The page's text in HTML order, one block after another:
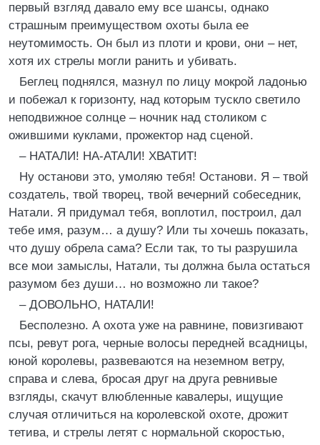
первый взгляд давало ему все шансы, однако
страшным преимуществом охоты была ее
неутомимость. Он был из плоти и крови, они – нет,
хотя их стрелы могли ранить и убивать.
Беглец поднялся, мазнул по лицу мокрой ладонью
и побежал к горизонту, над которым тускло светило
неподвижное солнце – ночник над столиком с
ожившими куклами, прожектор над сценой.
– НАТАЛИ! НА-АТАЛИ! ХВАТИТ!
Ну останови это, умоляю тебя! Останови. Я – твой
создатель, твой творец, твой вечерний собеседник,
Натали. Я придумал тебя, воплотил, построил, дал
тебе имя, разум… а душу? Или ты хочешь показать,
что душу обрела сама? Если так, то ты разрушила
все мои замыслы, Натали, ты должна была остаться
разумом без души… но возможно ли такое?
– ДОВОЛЬНО, НАТАЛИ!
Бесполезно. А охота уже на равнине, повизгивают
псы, ревут рога, черные волосы передней всадницы,
юной королевы, развеваются на неземном ветру,
справа и слева, бросая друг на друга ревнивые
взгляды, скачут влюбленные кавалеры, ищущие
случая отличиться на королевской охоте, дрожит
тетива, и стрелы летят с нормальной скоростью,